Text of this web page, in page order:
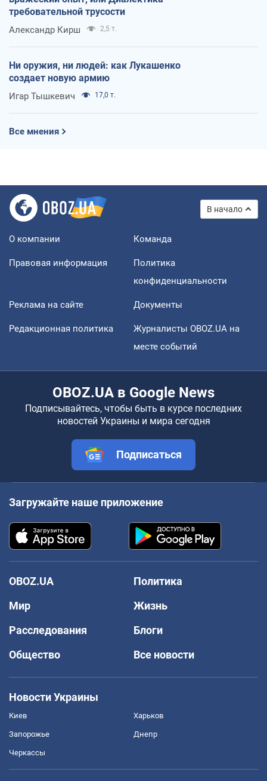
требовательной трусости
Александр Кирш 2,5 т.
Ни оружия, ни людей: как Лукашенко
создает новую армию
Игар Тышкевич 17,0 т.
Все мнения
В начало
О компании Команда
Правовая информация
Политика
конфиденциальности
Реклама на сайте Документы
Редакционная политика
Журналисты OBOZ.UA на
месте событий
OBOZ.UA в Google News
Подписывайтесь, чтобы быть в курсе последних
новостей Украины и мира сегодня
Подписаться
Загружайте наше приложение
OBOZ.UA
Политика
Мир
Жизнь
Расследования
Блоги
Общество
Все новости
Новости Украины
Киев Харьков
Запорожье Днепр
Черкассы